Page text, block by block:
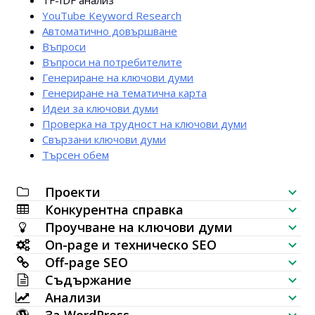
YouTube Keyword Research
Автоматично довършване
Въпроси
Въпроси на потребителите
Генериране на ключови думи
Генериране на тематична карта
Идеи за ключови думи
Проверка на трудност на ключови думи
Свързани ключови думи
Търсен обем
Проекти
SEO контролен списък
Конкурентна справка
Проверка на видимостта на сайт
SERP анализатор
Проучване на ключови думи
Генератор на ключови думи
Bulk проверка на обем на търсене
Идеи за ключови думи (живи данни)
On-page и техническо SEO
SEO одит
Поставяне на ключови думи
Off-page SEO
Проверка на обратни връзки
Съдържание
AI генератор на статии
Анализи